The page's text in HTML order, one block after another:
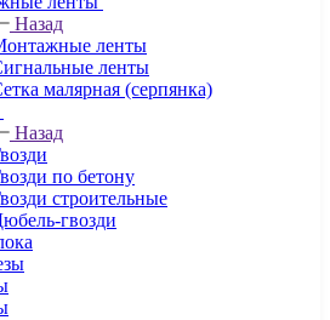
Назад
ленты
ленты
малярная (серпянка)
Назад
по бетону
строительные
гвозди